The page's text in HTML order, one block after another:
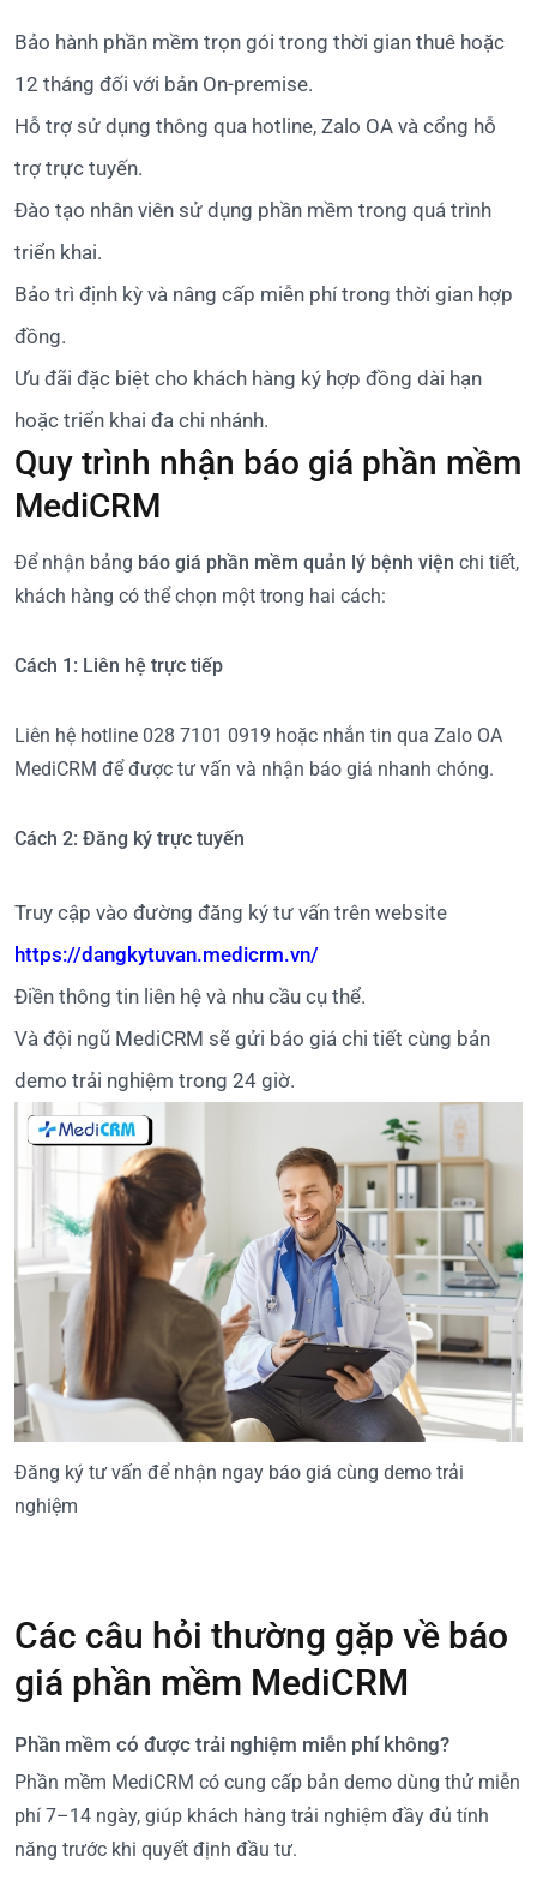
Bảo hành phần mềm trọn gói trong thời gian thuê hoặc
12 tháng đối với bản On-premise.
Hỗ trợ sử dụng thông qua hotline, Zalo OA và cổng hỗ
trợ trực tuyến.
Đào tạo nhân viên sử dụng phần mềm trong quá trình
triển khai.
Bảo trì định kỳ và nâng cấp miễn phí trong thời gian hợp
đồng.
Ưu đãi đặc biệt cho khách hàng ký hợp đồng dài hạn
hoặc triển khai đa chi nhánh.
Quy trình nhận báo giá phần mềm
MediCRM
Để nhận bảng báo giá phần mềm quản lý bệnh viện chi tiết,
khách hàng có thể chọn một trong hai cách:
Cách 1: Liên hệ trực tiếp
Liên hệ hotline 028 7101 0919 hoặc nhắn tin qua Zalo OA
MediCRM để được tư vấn và nhận báo giá nhanh chóng.
Cách 2: Đăng ký trực tuyến
Truy cập vào đường đăng ký tư vấn trên website
https://dangkytuvan.medicrm.vn/
Điền thông tin liên hệ và nhu cầu cụ thể.
Và đội ngũ MediCRM sẽ gửi báo giá chi tiết cùng bản
demo trải nghiệm trong 24 giờ.
Đăng ký tư vấn để nhận ngay báo giá cùng demo trải
nghiệm
Các câu hỏi thường gặp về báo
giá phần mềm MediCRM
Phần mềm có được trải nghiệm miễn phí không?
Phần mềm MediCRM có cung cấp bản demo dùng thử miễn
phí 7–14 ngày, giúp khách hàng trải nghiệm đầy đủ tính
năng trước khi quyết định đầu tư.